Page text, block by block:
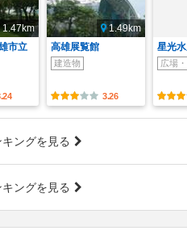
1.47km
市立
1.49km
高雄展覧館
建造物
3.26
星光
広場
ングを見る
ングを見る